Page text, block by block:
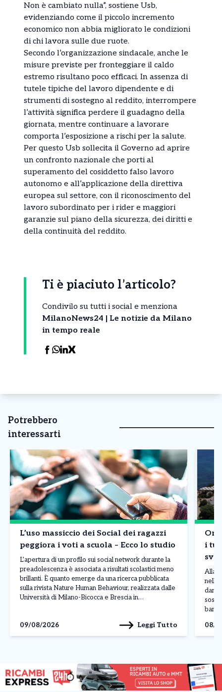
Non è cambiato nulla”, sostiene Usb,
evidenziando come il piccolo incremento
economico non abbia migliorato le condizioni
di chi lavora sulle due ruote.
Secondo l’organizzazione sindacale, anche le
misure previste per fronteggiare il caldo
estremo risultano poco efficaci. In assenza di
tutele tipiche del lavoro dipendente e di
strumenti di sostegno al reddito, interrompere
l’attività significa perdere il guadagno della
giornata, mentre continuare a lavorare
comporta l’esposizione a rischi per la salute.
Per questo Usb sollecita il Governo ad aprire
un confronto nazionale che porti al
superamento del cosiddetto falso lavoro
autonomo e all’applicazione della direttiva
europea sul settore, con il riconoscimento del
lavoro subordinato per i rider e maggiori
garanzie sul piano della sicurezza, dei diritti e
della continuità del reddito.
Ti è piaciuto l’articolo?
Condivilo su tutti i social e menziona
MilanoNews24 | Le notizie da Milano
in tempo reale
Potrebbero
interessarti
L’uso massiccio dei Social dei ragazzi
peggiora i voti a scuola – Ecco lo studio
L’apertura di un profilo sui social network durante la
preadolescenza è associata a risultati scolastici meno
brillanti. È quanto emerge da una ricerca pubblicata
sulla rivista Nature Human Behaviour, realizzata dalle
Università di Milano-Bicocca e Brescia in
5.227 studenti italiani, analizzando il […]
09/08/2026 Leggi Tutto
i
nelle
della
08/